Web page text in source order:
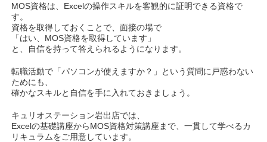
MOS資格は、Excelの操作スキルを客観的に証明できる資格で
す。
資格を取得しておくことで、面接の場で
「はい、MOS資格を取得しています」
と、自信を持って答えられるようになります。
転職活動で「パソコンが使えますか？」という質問に戸惑わない
ためにも、
確かなスキルと自信を手に入れておきましょう。
キュリオステーション岩出店では、
Excelの基礎講座からMOS資格対策講座まで、一貫して学べるカ
リキュラムをご用意しています。